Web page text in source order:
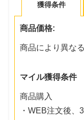
獲得条件
商品価格:
商品により異なる
マイル獲得条件
商品購入
・WEB注文後、